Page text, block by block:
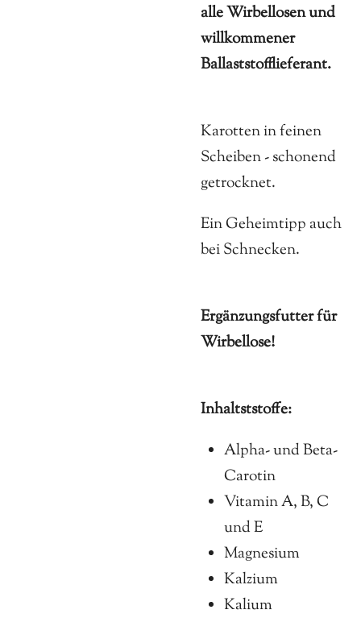
alle Wirbellosen und
willkommener
Ballaststofflieferant.
Karotten in feinen
Scheiben - schonend
getrocknet.
Ein Geheimtipp auch
bei Schnecken.
Ergänzungsfutter für
Wirbellose!
Inhaltststoffe:
Alpha- und Beta-
Carotin
Vitamin A, B, C
und E
Magnesium
Kalzium
Kalium